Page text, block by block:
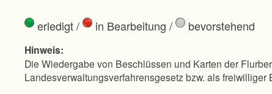
erledigt/ in Bearbeitung / bevorstehend
Hinweis:
Die Wiedergabe von Beschlüssen und Karten der
Landesverwaltungsverfahrensgesetz bzw. als freiwilliger